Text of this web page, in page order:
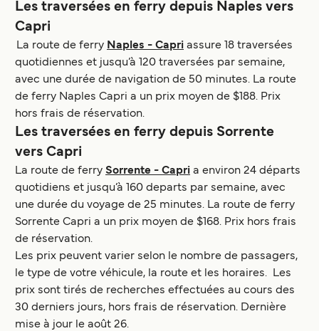
Les traversées en ferry depuis Naples vers
Capri
La route de ferry Naples - Capri assure 18 traversées
quotidiennes et jusqu’à 120 traversées par semaine,
avec une durée de navigation de 50 minutes. La route
de ferry Naples Capri a un prix moyen de $188. Prix
hors frais de réservation.
Les traversées en ferry depuis Sorrente
vers Capri
La route de ferry Sorrente - Capri a environ 24 départs
quotidiens et jusqu’à 160 departs par semaine, avec
une durée du voyage de 25 minutes. La route de ferry
Sorrente Capri a un prix moyen de $168. Prix hors frais
de réservation.
Les prix peuvent varier selon le nombre de passagers,
le type de votre véhicule, la route et les horaires. Les
prix sont tirés de recherches effectuées au cours des
30 derniers jours, hors frais de réservation. Dernière
mise à jour le août 26.